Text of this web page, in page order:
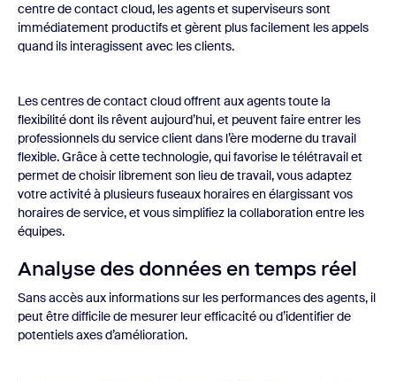
centre de contact cloud, les agents et superviseurs sont
immédiatement productifs et gèrent plus facilement les appels
quand ils interagissent avec les clients.
Les centres de contact cloud offrent aux agents toute la
flexibilité dont ils rêvent aujourd’hui, et peuvent faire entrer les
professionnels du service client dans l’ère moderne du travail
flexible. Grâce à cette technologie, qui favorise le télétravail et
permet de choisir librement son lieu de travail, vous adaptez
votre activité à plusieurs fuseaux horaires en élargissant vos
horaires de service, et vous simplifiez la collaboration entre les
équipes.
Analyse des données en temps réel
Sans accès aux informations sur les performances des agents, il
peut être difficile de mesurer leur efficacité ou d’identifier de
potentiels axes d’amélioration.